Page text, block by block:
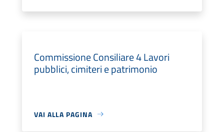
Commissione Consiliare 4 Lavori
pubblici, cimiteri e patrimonio
VAI ALLA PAGINA